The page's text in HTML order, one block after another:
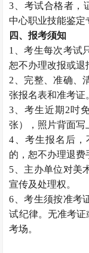
3、考试合格者，
中心职业技能鉴定
四、报考须知
1、考生每次考试
恕不办理改报或退
2、完整、准确、
张报名表和准考证
3、考生近期2吋
张），照片背面写
4、考生报名后
的，恕不办理退费
5、主办单位对美
宣传及处理权。
6、考生须按准考
试纪律。无准考证
考场。